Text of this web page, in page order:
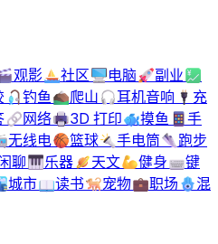
观影⛵社区🖥️电脑🚀副业💹
🎣钓鱼⛰️爬山🎧耳机音响 🔌 充
🔗网络🖨️3D 打印🐟摸鱼 📱手
无线电🏀篮球🔦手电筒👟跑步
聊🎹乐器🪐天文💪健身⌨️键
城市📖读书🐕宠物💼职场🪬混